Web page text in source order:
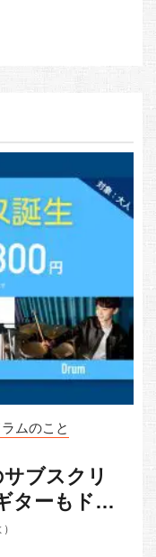
ラムのこと
サブスクリ
ターもドラ